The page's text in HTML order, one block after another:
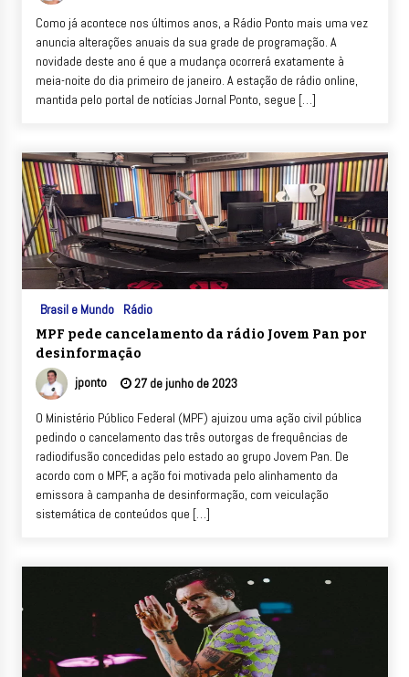
Como já acontece nos últimos anos, a Rádio Ponto mais uma vez
anuncia alterações anuais da sua grade de programação. A
novidade deste ano é que a mudança ocorrerá exatamente à
meia-noite do dia primeiro de janeiro. A estação de rádio online,
mantida pelo portal de notícias Jornal Ponto, segue […]
Brasil e Mundo Rádio
MPF pede cancelamento da rádio Jovem Pan por
desinformação
jponto 27 de junho de 2023
O Ministério Público Federal (MPF) ajuizou uma ação civil pública
pedindo o cancelamento das três outorgas de frequências de
radiodifusão concedidas pelo estado ao grupo Jovem Pan. De
acordo com o MPF, a ação foi motivada pelo alinhamento da
emissora à campanha de desinformação, com veiculação
sistemática de conteúdos que […]